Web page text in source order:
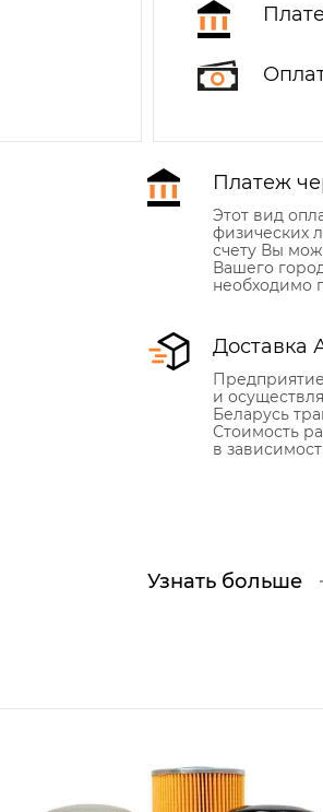
Платеж
Этот вид
физических
счету Вы
Вашего
необходимо
Доставка
и
Беларусь
Стоимость
в
Узнать больше